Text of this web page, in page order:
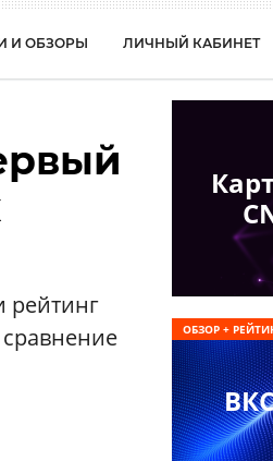
И ОБЗОРЫ ЛИЧНЫЙ КАБИНЕТ
рейтинг
ОБЗОР +